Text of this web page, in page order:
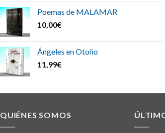
Poemas de MALAMAR
10,00€
Ángeles en Otoño
11,99€
QUIÉNES SOMOS